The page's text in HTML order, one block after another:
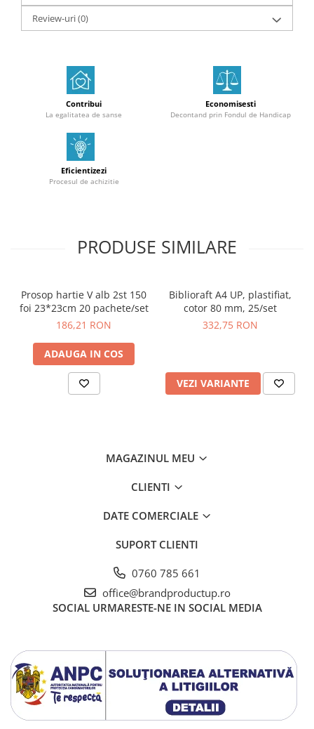
Review-uri(0)
Contribui
La egalitatea de sanse
Economisesti
Decontand prin Fondul de Handicap
Eficientizezi
Procesul de achizitie
PRODUSE SIMILARE
Prosop hartie V alb 2st 150
foi 23*23cm 20 pachete/set
186,21 RON
ADAUGA IN COS
Biblioraft A4 UP, plastifiat,
cotor 80 mm, 25/set
332,75 RON
VEZI VARIANTE
MAGAZINUL MEU
CLIENTI
DATE COMERCIALE
SUPORT CLIENTI
0760 785 661
office@brandproductup.ro
SOCIAL URMARESTE-NE IN SOCIAL MEDIA